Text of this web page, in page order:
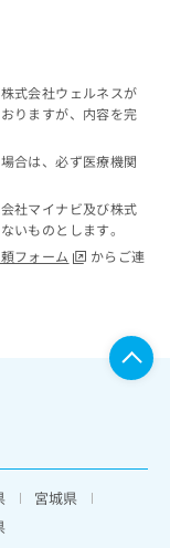
式会社ウェルネスが
りますが、内容を完
合は、必ず医療機関
社マイナビ及び株式
いものとします。
フォーム
からご連
宮城県